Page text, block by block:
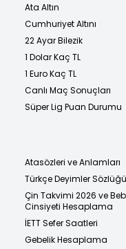
Ata Altın
Cumhuriyet Altını
22 Ayar Bilezik
1 Dolar Kaç TL
1 Euro Kaç TL
Canlı Maç Sonuçları
Süper Lig Puan Durumu
Atasözleri ve Anlamları
Türkçe Deyimler Sözlüğü
Çin Takvimi 2026 ve
Cinsiyeti Hesaplama
İETT Sefer Saatleri
Gebelik Hesaplama